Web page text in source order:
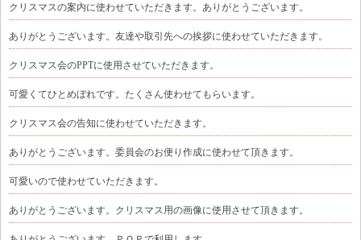
クリスマスの案内に使わせていただきます。ありがとうございます。
ありがとうございます。友達や取引先への挨拶に使わせていただきます。
クリスマス会のPPTに使用させていただきます。
可愛くてひとめぼれです。たくさん使わせてもらいます。
クリスマス会の告知に使わせていただきます。
ありがとうございます。委員会のお便り作成に使わせて頂きます。
可愛いので使わせていただきます。
ありがとうございます。クリスマス用の画像に使用させて頂きます。